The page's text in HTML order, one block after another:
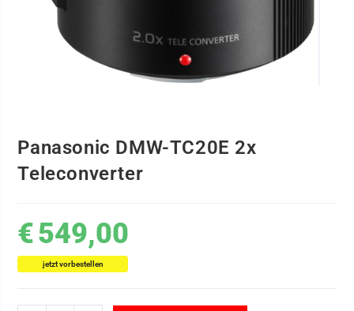
Panasonic DMW-TC20E 2x
Teleconverter
€549,00
jetzt vorbestellen